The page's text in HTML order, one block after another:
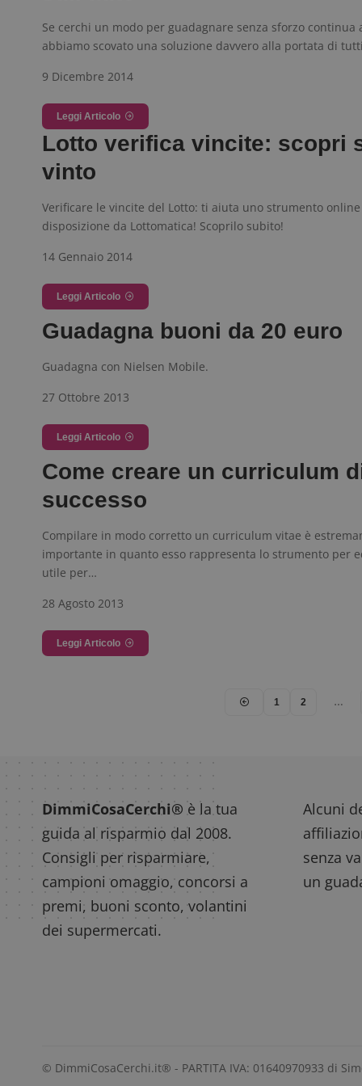
Se cerchi un modo per guadagnare senza sforzo continua
abbiamo scovato una soluzione davvero alla portata di
9 Dicembre 2014
Leggi Articolo
Lotto verifica vincite: scopri
vinto
Verificare le vincite del Lotto: ti aiuta uno strumento online
disposizione da Lottomatica! Scoprilo subito!
14 Gennaio 2014
Leggi Articolo
Guadagna buoni da 20 euro
Guadagna con Nielsen Mobile.
27 Ottobre 2013
Leggi Articolo
Come creare un curriculum
successo
Compilare in modo corretto un curriculum vitae è
importante in quanto esso rappresenta lo strumento per
utile per…
28 Agosto 2013
Leggi Articolo
1 2 …
DimmiCosaCerchi® è la tua
guida al risparmio dal 2008.
Consigli per risparmiare,
campioni omaggio, concorsi a
premi, buoni sconto, volantini
dei supermercati.
Alcuni
senza
un
© DimmiCosaCerchi.it® - PARTITA IVA: 01640970933 di
Nome
_pk_ses.1.938b